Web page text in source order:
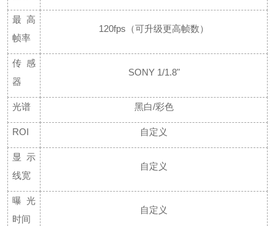
最高
帧率
120fps（可升级更高帧数）
传感
器
SONY 1/1.8"
光谱 黑白/彩色
ROI 自定义
显示
线宽
自定义
曝光
时间
自定义